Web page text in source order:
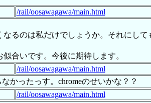
/rail/oosawagawa/main.html
るのは私だけでしょうか。それにし
合いです。今後に期待します。
/rail/oosawagawa/main.html
かったっす。chromeのせいかな？？
/rail/oosawagawa/main.html